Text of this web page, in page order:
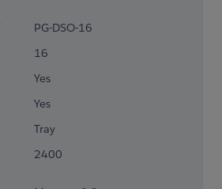
PG-DSO-16
16
Yes
Yes
Tray
2400